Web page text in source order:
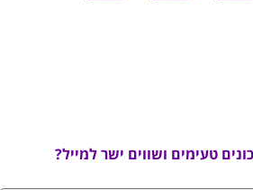
טעימים ושווים ישר למייל?